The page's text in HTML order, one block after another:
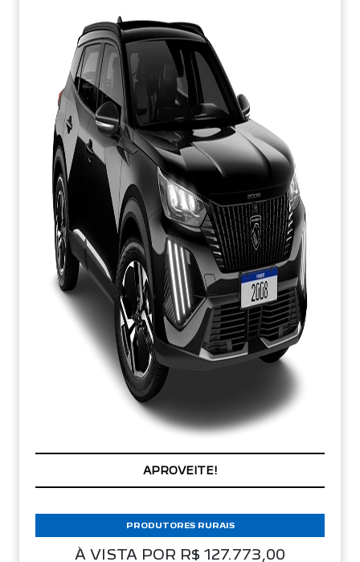
APROVEITE!
À VISTA POR R$ 127.773,00
PRODUTORES RURAIS